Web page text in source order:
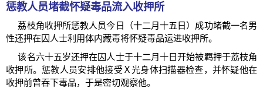
惩教人员堵截怀疑毒品流入收押所
荔枝角收押所惩教人员今日（十二月十五日）成功堵截一名男
性还押在囚人士利用体内藏毒将怀疑毒品运进收押所。
该名六十五岁还押在囚人士于十二月十日开始被羁押于荔枝角
收押所。惩教人员安排他接受Ｘ光身体扫描器检查，并怀疑他在
收押前曾吞下毒品，于是密切观察他。